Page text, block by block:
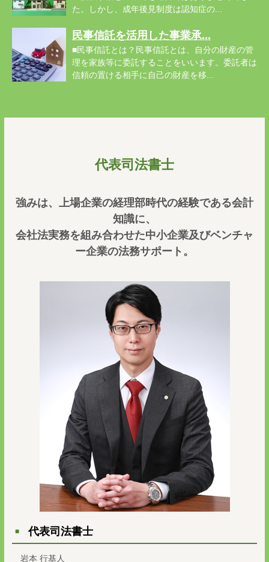
た。しかし、成年後見制度は認知症の...
民事信託を活用した事業承...
■民事信託とは？民事信託とは、自分の財産の管
理を家族等に委託することをいいます。委託者は
信頼の置ける相手に自己の財産を移...
代表司法書士
強みは、上場企業の経理部時代の経験である会計
知識に、
会社法実務を組み合わせた中小企業及びベンチャ
ー企業の法務サポート。
代表司法書士
岩本 行基人